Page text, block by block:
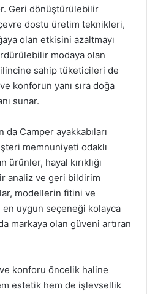
Geri dönüştürülebilir
dostu üretim teknikleri,
olan etkisini azaltmayı
modaya olan
sahip tüketicileri de
konforun yanı sıra doğa
sunar.
da Camper ayakkabıları
memnuniyeti odaklı
ürünler, hayal kırıklığı
analiz ve geri bildirim
modellerin fitini ve
en uygun seçeneği kolayca
markaya olan güveni artıran
ve konforu öncelik haline
estetik hem de işlevsellik